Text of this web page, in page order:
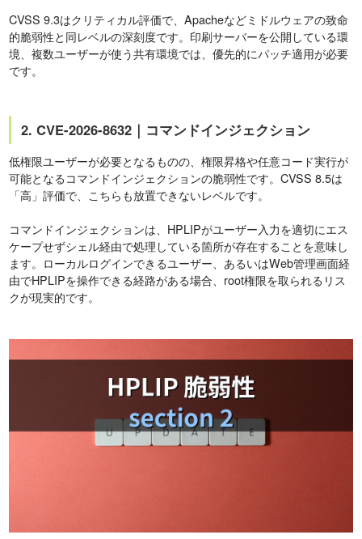
CVSS 9.3はクリティカル評価で、Apacheなどミドルウェアの致命
的脆弱性と同レベルの深刻度です。印刷サーバーを公開している環
境、複数ユーザーが使う共有環境では、優先的にパッチ適用が必要
です。
2. CVE-2026-8632｜コマンドインジェクション
低権限ユーザーが必要となるものの、権限昇格や任意コード実行が
可能となるコマンドインジェクションの脆弱性です。CVSS 8.5は
「高」評価で、こちらも放置できないレベルです。
コマンドインジェクションは、HPLIPがユーザー入力を適切にエス
ケープせずシェル経由で処理している箇所が存在することを意味し
ます。ローカルログインできるユーザー、あるいはWeb管理画面経
由でHPLIPを操作できる経路がある場合、root権限を取られるリス
クが現実的です。